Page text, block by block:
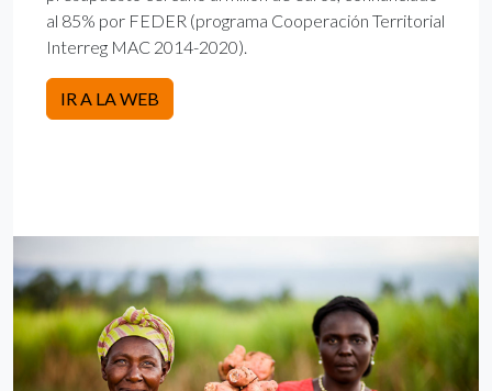
al 85% por FEDER (programa Cooperación Territorial
Interreg MAC 2014-2020).
IR A LA WEB